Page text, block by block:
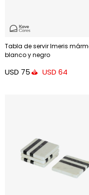
Tabla de servir Imeris
blanco y negro
USD 75 USD 64